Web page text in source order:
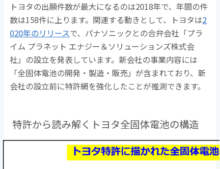
トヨタの出願件数が最大になるのは2018年で、年間の件
数は158件に上ります。関連する動きとして、トヨタは2
020年のリリースで、パナソニックとの合弁会社「プラ
イム プラネット エナジー＆ソリューションズ株式会
社」の設立を発表しています。新会社の事業内容には
「全固体電池の開発・製造・販売」が含まれており、新
会社の設立前に特許網を強化したことが推測できます。
特許から読み解くトヨタ全固体電池の構造